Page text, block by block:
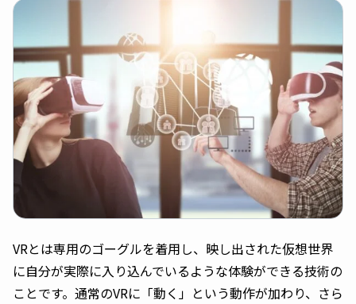
VRとは専用のゴーグルを着用し、映し出された仮想世界
に自分が実際に入り込んでいるような体験ができる技術の
ことです。通常のVRに「動く」という動作が加わり、さら